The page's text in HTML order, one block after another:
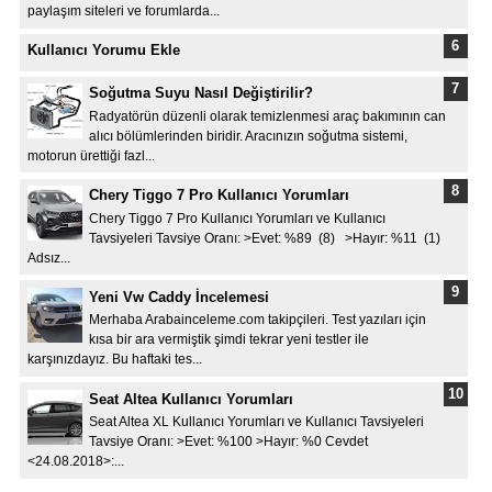
paylaşım siteleri ve forumlarda...
Kullanıcı Yorumu Ekle
Soğutma Suyu Nasıl Değiştirilir?
Radyatörün düzenli olarak temizlenmesi araç bakımının can
alıcı bölümlerinden biridir. Aracınızın soğutma sistemi,
motorun ürettiği fazl...
Chery Tiggo 7 Pro Kullanıcı Yorumları
Chery Tiggo 7 Pro Kullanıcı Yorumları ve Kullanıcı
Tavsiyeleri Tavsiye Oranı: >Evet: %89 (8) >Hayır: %11 (1)
Adsız...
Yeni Vw Caddy İncelemesi
Merhaba Arabainceleme.com takipçileri. Test yazıları için
kısa bir ara vermiştik şimdi tekrar yeni testler ile
karşınızdayız. Bu haftaki tes...
Seat Altea Kullanıcı Yorumları
Seat Altea XL Kullanıcı Yorumları ve Kullanıcı Tavsiyeleri
Tavsiye Oranı: >Evet: %100 >Hayır: %0 Cevdet
<24.08.2018>:...